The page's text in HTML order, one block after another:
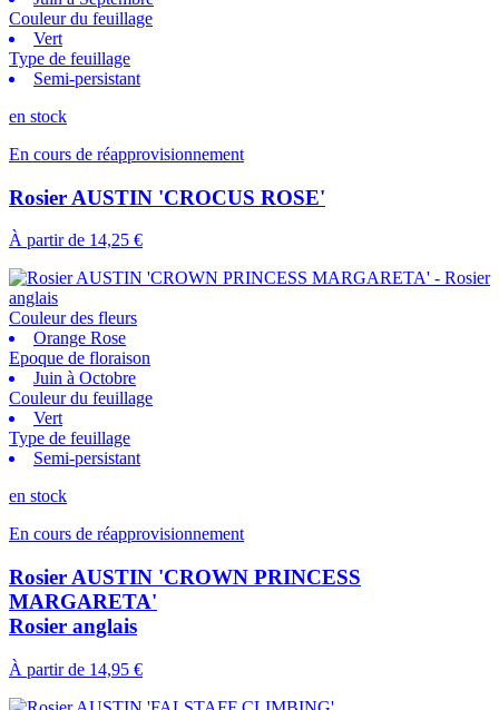
Couleur du feuillage
Vert
Type de feuillage
Semi-persistant
en stock
En cours de réapprovisionnement
Rosier AUSTIN 'CROCUS ROSE'
À partir de 14,25 €
Couleur des fleurs
Orange Rose
Epoque de floraison
Juin à Octobre
Couleur du feuillage
Vert
Type de feuillage
Semi-persistant
en stock
En cours de réapprovisionnement
Rosier AUSTIN 'CROWN PRINCESS
MARGARETA'
Rosier anglais
À partir de 14,95 €